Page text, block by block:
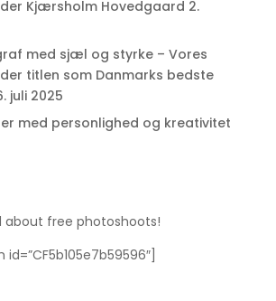
Kjærsholm Hovedgaard 2.
med sjæl og styrke – Vores
titlen som Danmarks bedste
juli 2025
med personlighed og kreativitet
about free photoshoots!